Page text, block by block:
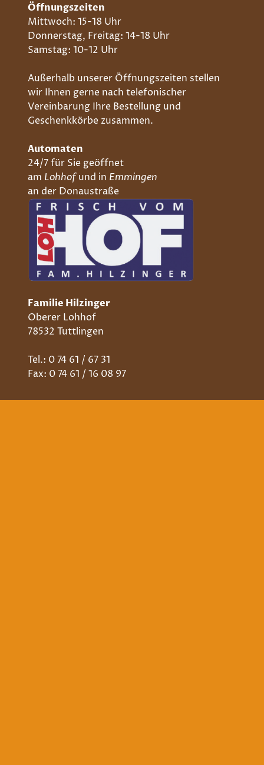
Öffnungszeiten
Mittwoch: 15-18 Uhr
Donnerstag, Freitag: 14-18 Uhr
Samstag: 10-12 Uhr
Außerhalb unserer Öffnungszeiten stellen
wir Ihnen gerne nach telefonischer
Vereinbarung Ihre Bestellung und
Geschenkkörbe zusammen.
Automaten
24/7 für Sie geöffnet
am Lohhofund in Emmingen
an der Donaustraße
Familie Hilzinger
Oberer Lohhof
78532 Tuttlingen
Tel.: 0 74 61 / 67 31
Fax: 0 74 61 / 16 08 97